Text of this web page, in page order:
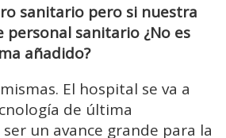
sanitario pero si nuestra
personal sanitario ¿No es
añadido?
El hospital se va a
de última
un avance grande para la